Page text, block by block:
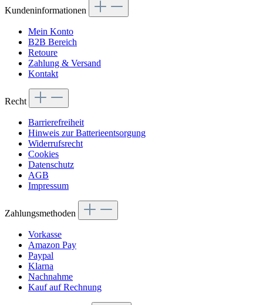
Kundeninformationen
Mein Konto
B2B Bereich
Retoure
Zahlung & Versand
Kontakt
Recht
Barrierefreiheit
Hinweis zur Batterieentsorgung
Widerrufsrecht
Cookies
Datenschutz
AGB
Impressum
Zahlungsmethoden
Vorkasse
Amazon Pay
Paypal
Klarna
Nachnahme
Kauf auf Rechnung